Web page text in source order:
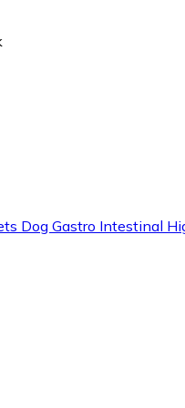
Dog Gastro Intestinal